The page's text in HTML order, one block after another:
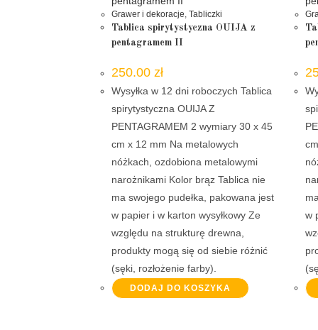
Grawer i dekoracje, Tabliczki
Tablica spirytystyczna OUIJA z
pentagramem II
250.00 zł
Wysyłka w 12 dni roboczych Tablica
spirytystyczna OUIJA Z
PENTAGRAMEM 2 wymiary 30 x 45
cm x 12 mm Na metalowych
nóżkach, ozdobiona metalowymi
narożnikami Kolor brąz Tablica nie
ma swojego pudełka, pakowana jest
w papier i w karton wysyłkowy Ze
względu na strukturę drewna,
produkty mogą się od siebie różnić
(sęki, rozłożenie farby).
DODAJ DO KOSZYKA
w